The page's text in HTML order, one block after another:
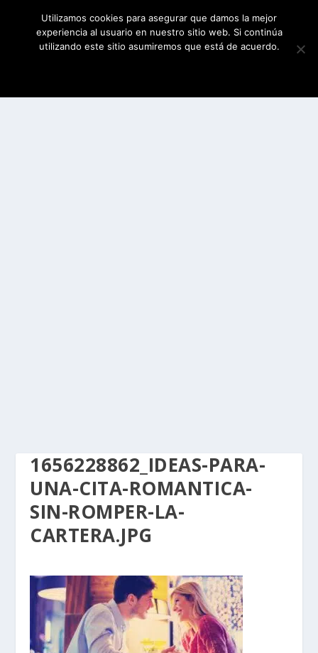
1656228862_IDEAS-PARA-
UNA-CITA-ROMANTICA-
SIN-ROMPER-LA-
CARTERA.JPG
Utilizamos cookies para asegurar que damos la mejor
experiencia al usuario en nuestro sitio web. Si continúa
utilizando este sitio asumiremos que está de acuerdo.